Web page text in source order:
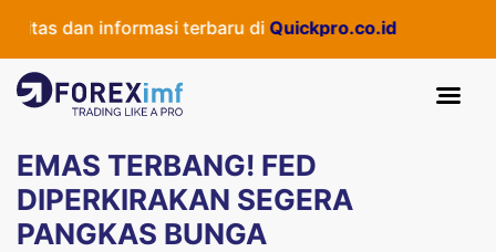
dan informasi terbaru diQuickpro.co.id
EMAS TERBANG! FED
DIPERKIRAKAN SEGERA
PANGKAS BUNGA